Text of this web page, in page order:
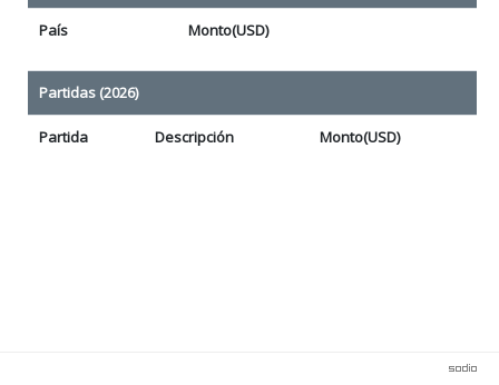
País Monto(USD)
Partidas (2026)
Partida Descripción Monto(USD)